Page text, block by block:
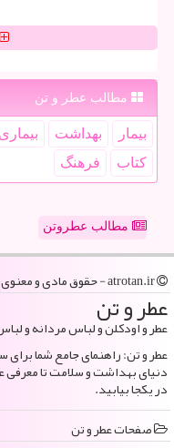
مطالب عطر و تن
بیمار بهداشت بیماری
كتاب
فرهنگ
مطالب عطروتن
عطر و تن
عطر و اودکلن و لباس مردانه و
عطر و تن: راهنمای جامع شما برای
دنیای بهداشت و سلامت تا معرفی
در یکجا بیابید.
صفحات عطر و تن